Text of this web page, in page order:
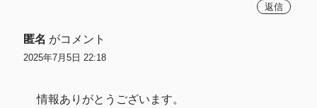
返信
匿名 がコメント
2025年7月5日 22:18
情報ありがとうございます。